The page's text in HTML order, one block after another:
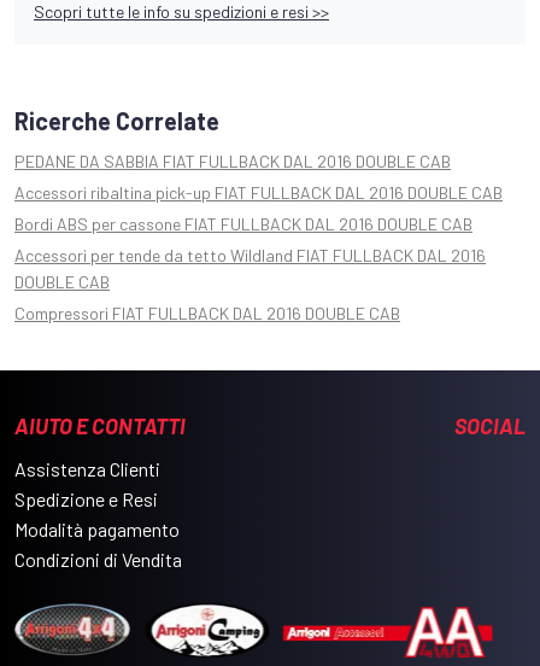
Scopri tutte le info su spedizioni e resi >>
Ricerche Correlate
PEDANE DA SABBIA FIAT FULLBACK DAL 2016 DOUBLE CAB
Accessori ribaltina pick-up FIAT FULLBACK DAL 2016 DOUBLE CAB
Bordi ABS per cassone FIAT FULLBACK DAL 2016 DOUBLE CAB
Accessori per tende da tetto Wildland FIAT FULLBACK DAL 2016
DOUBLE CAB
Compressori FIAT FULLBACK DAL 2016 DOUBLE CAB
AIUTO E CONTATTI
Assistenza Clienti
Spedizione e Resi
Modalità pagamento
Condizioni di Vendita
SOCIAL